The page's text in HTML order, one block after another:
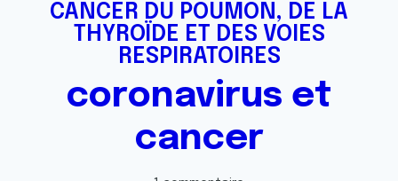
CANCER DU POUMON, DE LA
THYROÏDE ET DES VOIES
RESPIRATOIRES
coronavirus et
cancer